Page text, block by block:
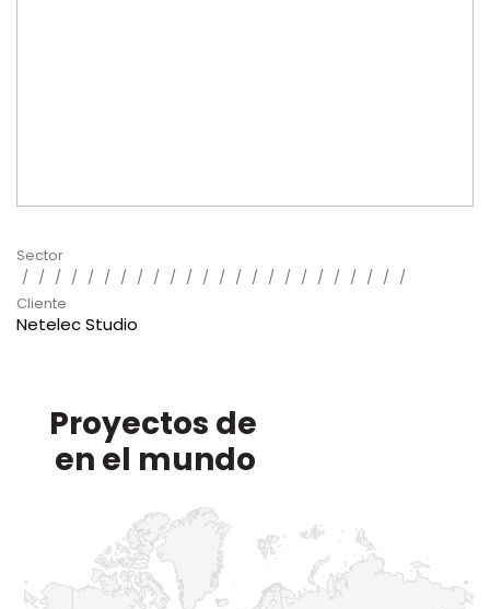
Sector
Cliente
Netelec Studio
Proyectos de
en el mundo